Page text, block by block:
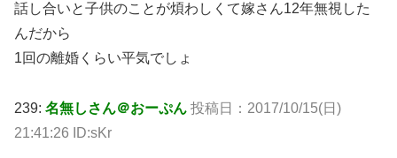
話し合いと子供のことが煩わしくて嫁さん12年無視した
んだから
1回の離婚くらい平気でしょ
239: 名無しさん＠おーぷん 投稿日：2017/10/15(日)
21:41:26 ID:sKr